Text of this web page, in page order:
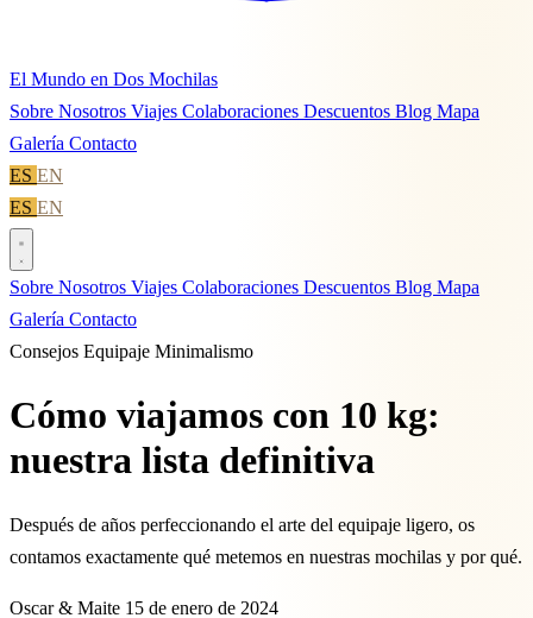
El Mundo en Dos Mochilas
Sobre Nosotros Viajes Colaboraciones Descuentos Blog Mapa
Galería Contacto
ES EN
ES EN
Sobre Nosotros Viajes Colaboraciones Descuentos Blog Mapa
Galería Contacto
Consejos Equipaje Minimalismo
Cómo viajamos con 10 kg:
nuestra lista definitiva
Después de años perfeccionando el arte del equipaje ligero, os
contamos exactamente qué metemos en nuestras mochilas y por qué.
Oscar & Maite 15 de enero de 2024